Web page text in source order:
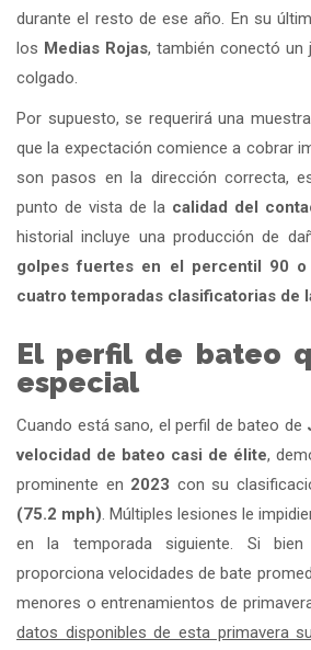
durante el resto de ese año. En su
los Medias Rojas, también conectó un
colgado.
Por supuesto, se requerirá una
que la expectación comience a cobrar
son pasos en la dirección correcta,
punto de vista de la calidad del
historial incluye una producción de
golpes fuertes en el percentil 90
cuatro temporadas clasificatorias de
El perfil de bateo
especial
Cuando está sano, el perfil de bateo de
velocidad de bateo casi de élite,
prominente en 2023 con su
(75.2 mph). Múltiples lesiones le
en la temporada siguiente. Si bien
proporciona velocidades de bate
menores o entrenamientos de
datos disponibles de esta primavera